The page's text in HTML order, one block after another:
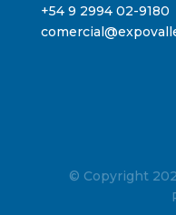
+54 9 2994 02-9180
© Copyright